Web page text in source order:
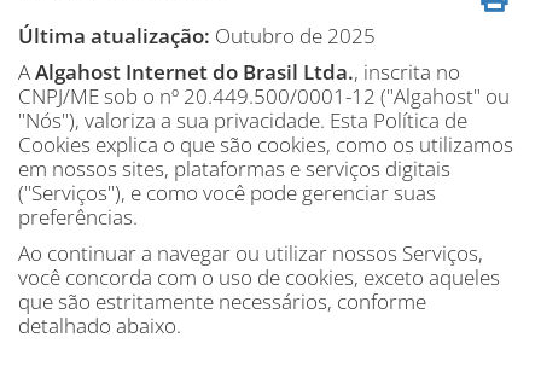
Última atualização: Outubro de 2025
AAlgahost Internet do Brasil Ltda., inscrita no
CNPJ/ME sob o nº 20.449.500/0001-12 ("Algahost" ou
"Nós"), valoriza a sua privacidade. Esta Política de
Cookies explica o que são cookies, como os utilizamos
em nossos sites, plataformas e serviços digitais
("Serviços"), e como você pode gerenciar suas
preferências.
Ao continuar a navegar ou utilizar nossos Serviços,
você concorda com o uso de cookies, exceto aqueles
que são estritamente necessários, conforme
detalhado abaixo.